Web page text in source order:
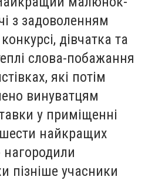
з задоволенням
дівчатка та
слова-побажання
які потім
винуватцям
у приміщенні
шести найкращих
нагородили
пізніше учасники